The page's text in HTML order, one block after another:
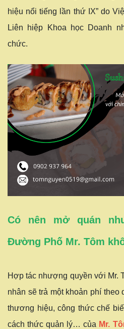
hiệu nổi tiếng lần thứ IX” do
Liên hiệp Khoa học Doanh
chức.
Có nên mở quán
Đường Phố Mr. Tôm
Hợp tác nhượng quyền với Mr.
nhân sẽ trả một khoản phí
thương hiệu, công thức chế
cách thức quản lý… của Mr.